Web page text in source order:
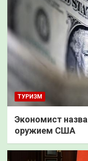
ТУРИЗМ
Экономист
оружием США